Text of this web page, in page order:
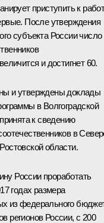
приступить к
После утверждения
субъекта России число
и достигнет 60.
и утверждены доклады
в Волгоградской
к сведению
в
области.
России проработать
годах размера
из федерального
регионов России, с 200